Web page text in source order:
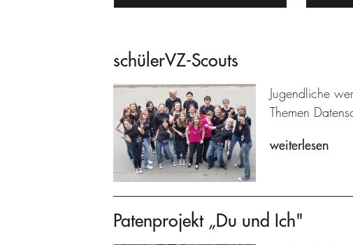
schülerVZ-Scouts
Jugendliche
Themen
weiterlesen
Patenprojekt „Du und Ich"